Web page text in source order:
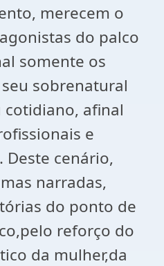
merecem o
do palco
somente os
sobrenatural
cotidiano, afinal
e
Deste cenário,
narradas,
do ponto de
reforço do
da mulher,da